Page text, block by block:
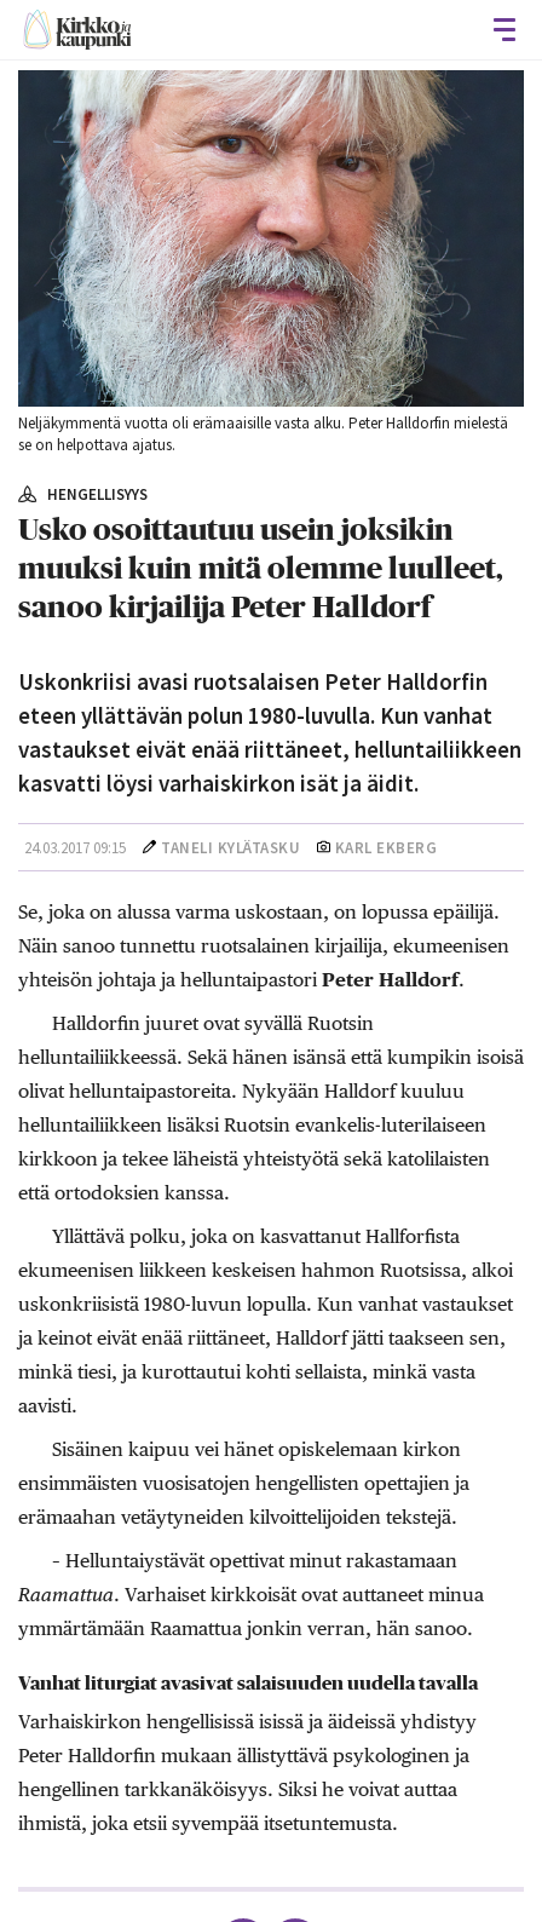
Neljäkymmentä vuotta oli erämaaisille vasta alku. Peter Halldorfin mielestä
se on helpottava ajatus.
HENGELLISYYS
Usko osoittautuu usein joksikin
muuksi kuin mitä olemme luulleet,
sanoo kirjailija Peter Halldorf
Uskonkriisi avasi ruotsalaisen Peter Halldorfin
eteen yllättävän polun 1980-luvulla. Kun vanhat
vastaukset eivät enää riittäneet, helluntailiikkeen
kasvatti löysi varhaiskirkon isät ja äidit.
24.03.2017 09:15 TANELI KYLÄTASKU KARL EKBERG
Se, joka on alussa varma uskostaan, on lopussa epäilijä.
Näin sanoo tunnettu ruotsalainen kirjailija, ekumeenisen
yhteisön johtaja ja helluntaipastori Peter Halldorf.
Halldorfin juuret ovat syvällä Ruotsin
helluntailiikkeessä. Sekä hänen isänsä että kumpikin isoisä
olivat helluntaipastoreita. Nykyään Halldorf kuuluu
helluntailiikkeen lisäksi Ruotsin evankelis-luterilaiseen
kirkkoon ja tekee läheistä yhteistyötä sekä katolilaisten
että ortodoksien kanssa.
Yllättävä polku, joka on kasvattanut Hallforfista
ekumeenisen liikkeen keskeisen hahmon Ruotsissa, alkoi
uskonkriisistä 1980-luvun lopulla. Kun vanhat vastaukset
ja keinot eivät enää riittäneet, Halldorf jätti taakseen sen,
minkä tiesi, ja kurottautui kohti sellaista, minkä vasta
aavisti.
Sisäinen kaipuu vei hänet opiskelemaan kirkon
ensimmäisten vuosisatojen hengellisten opettajien ja
erämaahan vetäytyneiden kilvoittelijoiden tekstejä.
– Helluntaiystävät opettivat minut rakastamaan
Raamattua. Varhaiset kirkkoisät ovat auttaneet minua
ymmärtämään Raamattua jonkin verran, hän sanoo.
Vanhat liturgiat avasivat salaisuuden uudella tavalla
Varhaiskirkon hengellisissä isissä ja äideissä yhdistyy
Peter Halldorfin mukaan ällistyttävä psykologinen ja
hengellinen tarkkanäköisyys. Siksi he voivat auttaa
ihmistä, joka etsii syvempää itsetuntemusta.